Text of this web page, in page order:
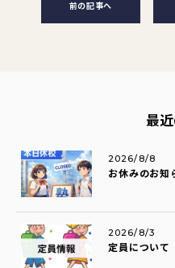
前の記事へ
最
お休みのお知
2026/8/8
定員について
2026/8/3